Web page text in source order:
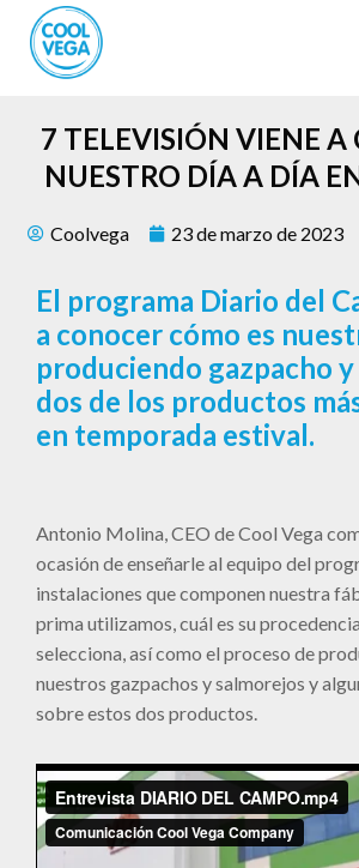
7 TELEVISIÓN VIENE A
NUESTRO DÍA A DÍA
Coolvega 23 de marzo de 2023
El programa Diario del
a conocer cómo es
produciendo gazpacho
dos de los productos
en temporada estival.
Antonio Molina, CEO de Cool Vega
ocasión de enseñarle al equipo del
instalaciones que componen nuestra
prima utilizamos, cuál es su
selecciona, así como el proceso de
nuestros gazpachos y salmorejos y
sobre estos dos productos.